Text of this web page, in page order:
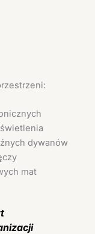
dywanów
mat